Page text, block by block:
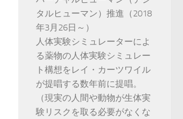
タルヒューマン）推進（2018
年3月26日～）
人体実験シミュレーターによ
る薬物の人体実験シミュレー
ト構想をレイ・カーツワイル
が提唱する数年前に提唱。
（現実の人間や動物が生体実
験リスクを取る必要がなくな